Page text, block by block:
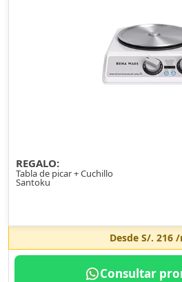
REGALO:
Tabla de picar + Cuchillo
Santoku
Desde S/. 216/
Consultar